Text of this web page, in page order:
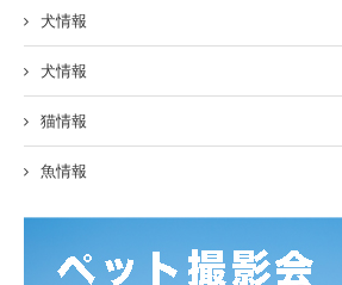
犬情報
犬情報
猫情報
魚情報